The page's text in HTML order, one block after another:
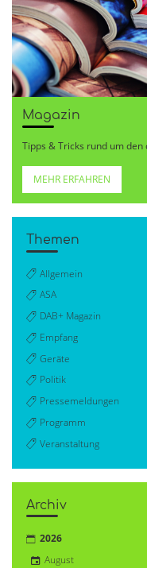
Magazin
Tipps & Tricks rund um
MEHR ERFAHREN
Themen
Allgemein
ASA
DAB+ Magazin
Empfang
Geräte
Politik
Pressemeldungen
Programm
Veranstaltung
Archiv
2026
August